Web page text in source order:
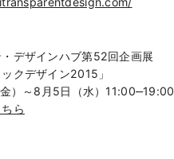
デザインハブ第52回企画展
クデザイン2015」
）～8月5日（水）11:00‒19:00
ちら